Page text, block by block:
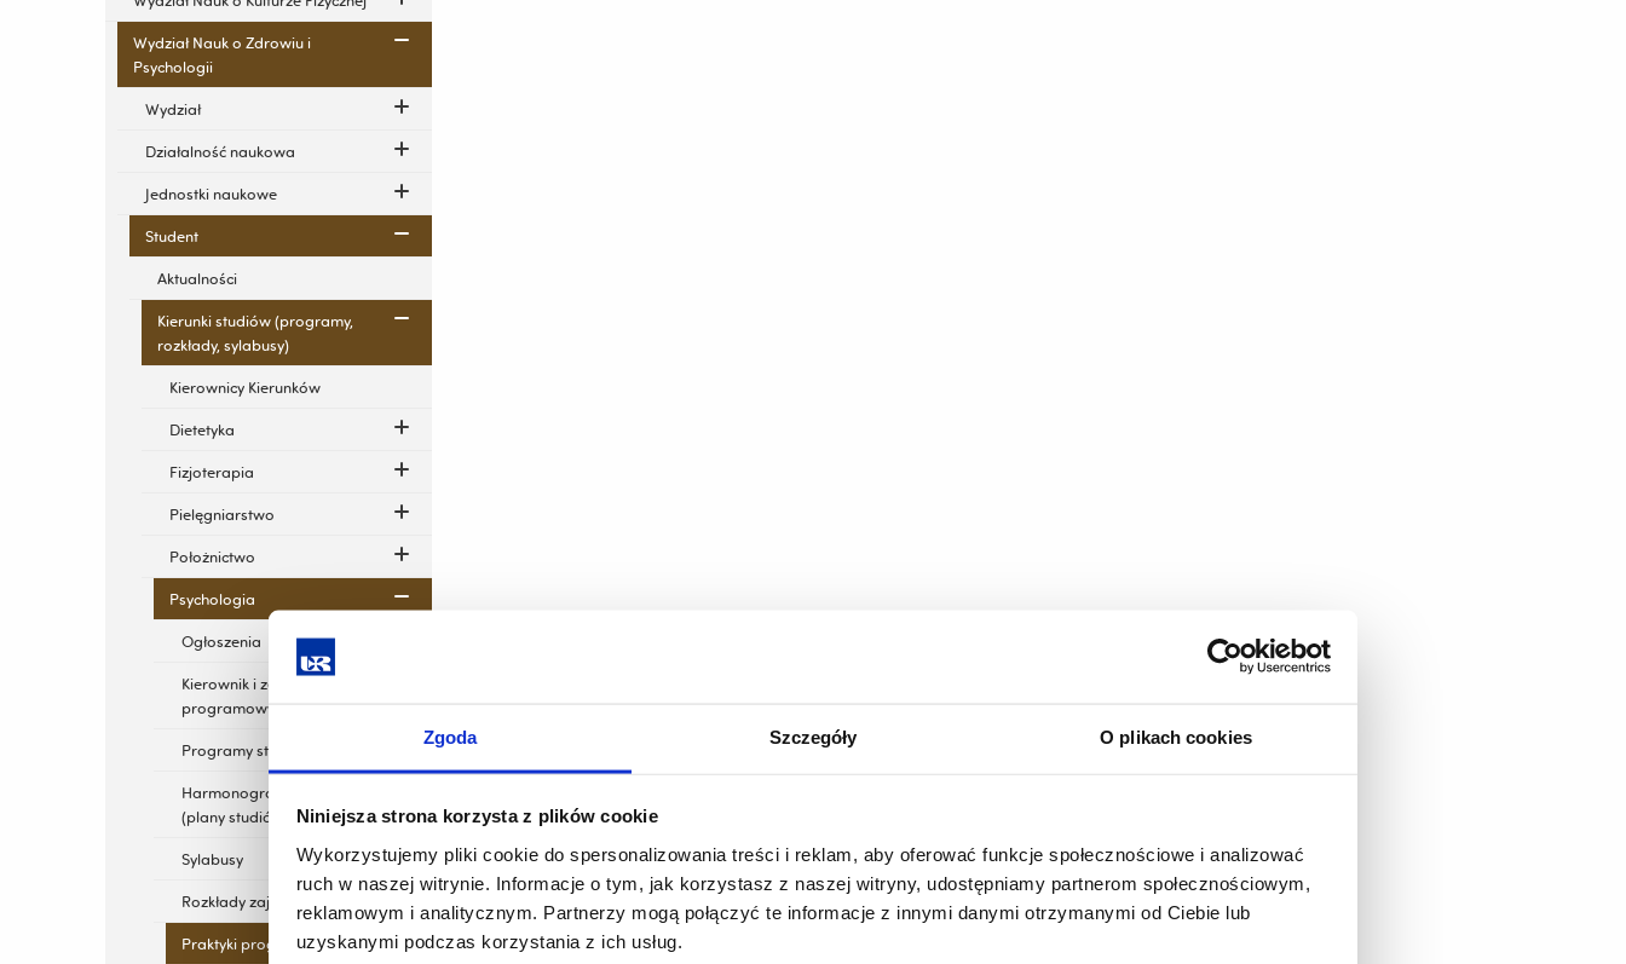
Zgoda Szczegóły O plikach cookies
Niniejsza strona korzysta z plików cookie
Wykorzystujemy pliki cookie do spersonalizowania treści i reklam, aby oferować funkcje społecznościowe i analizować
ruch w naszej witrynie. Informacje o tym, jak korzystasz z naszej witryny, udostępniamy partnerom społecznościowym,
reklamowym i analitycznym. Partnerzy mogą połączyć te informacje z innymi danymi otrzymanymi od Ciebie lub
uzyskanymi podczas korzystania z ich usług.
Wydział Nauk o Zdrowiu i
Psychologii
Wydział
Działalność naukowa
Jednostki naukowe
Student
Aktualności
Kierunki studiów (programy,
rozkłady, sylabusy)
Kierownicy Kierunków
Dietetyka
Fizjoterapia
Pielęgniarstwo
Położnictwo
Psychologia
Ogłoszenia
Kierownik i zespół
programowy kierunku
Programy studiów
Harmonogramy studiów
(plany studiów)
Sylabusy
Rozkłady zajęć
Praktyki programowe